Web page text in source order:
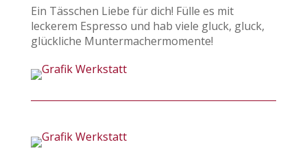
Ein Tässchen Liebe für dich! Fülle es mit
leckerem Espresso und hab viele gluck, gluck,
glückliche Muntermachermomente!